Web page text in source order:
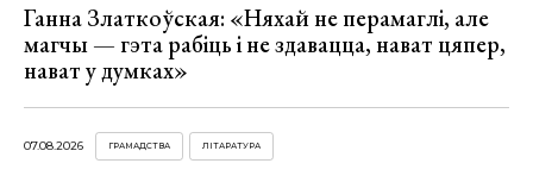
Ганна Златкоўская: «Няхай не перамаглі, але
магчы — гэта рабіць і не здавацца, нават цяпер,
нават у думках»
07.08.2026 ГРАМАДСТВА ЛІТАРАТУРА